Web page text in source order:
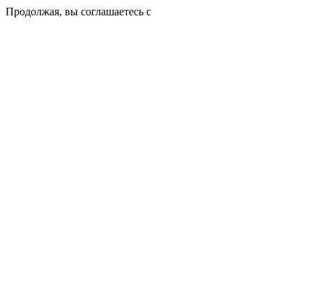
Продолжая, вы соглашаетесь с